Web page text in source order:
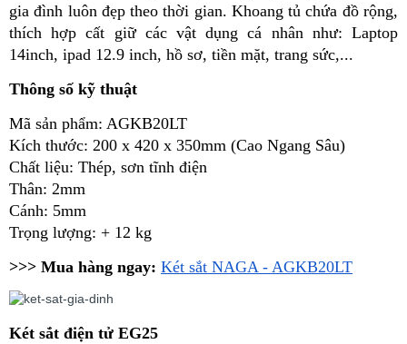
gia đình luôn đẹp theo thời gian. Khoang tủ chứa đồ rộng,
thích hợp cất giữ các vật dụng cá nhân như: Laptop
14inch, ipad 12.9 inch, hồ sơ, tiền mặt, trang sức,...
Thông số kỹ thuật
Mã sản phẩm: AGKB20LT
Kích thước: 200 x 420 x 350mm (Cao Ngang Sâu)
Chất liệu: Thép, sơn tĩnh điện
Thân: 2mm
Cánh: 5mm
Trọng lượng: + 12 kg
>>> Mua hàng ngay: Két sắt NAGA - AGKB20LT
Két sắt điện tử EG25